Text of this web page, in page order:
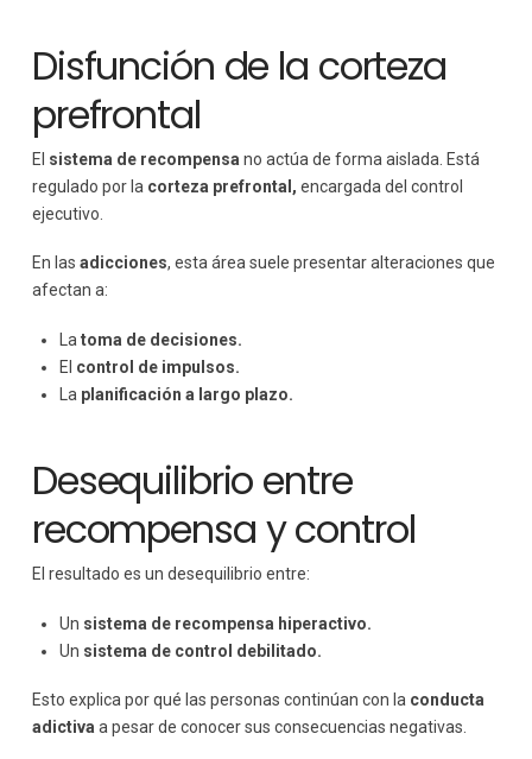
Disfunción de la corteza
prefrontal
El sistema de recompensa no actúa de forma aislada. Está
regulado por la corteza prefrontal, encargada del control
ejecutivo.
En las adicciones, esta área suele presentar alteraciones que
afectan a:
Latoma de decisiones.
El control de impulsos.
La planificación a largo plazo.
Desequilibrio entre
recompensa y control
El resultado es un desequilibrio entre:
Un sistema de recompensa hiperactivo.
Un sistema de control debilitado.
Esto explica por qué las personas continúan con la conducta
adictiva a pesar de conocer sus consecuencias negativas.